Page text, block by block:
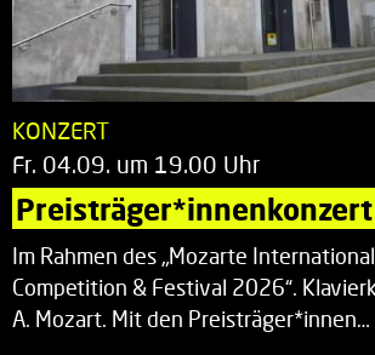
KONZERT
Fr. 04.09. um 19.00 Uhr
Preisträger*innenkonzert
Im Rahmen des „Mozarte
Competition & Festival 2026“.
A. Mozart. Mit den Preisträger*innen…